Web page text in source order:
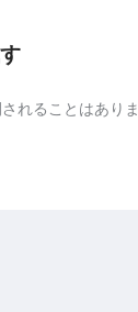
れることはありま